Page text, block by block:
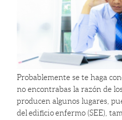
Probablemente se te haga
no encontrabas la razón de
producen algunos lugares,
del edificio enfermo (SEE),